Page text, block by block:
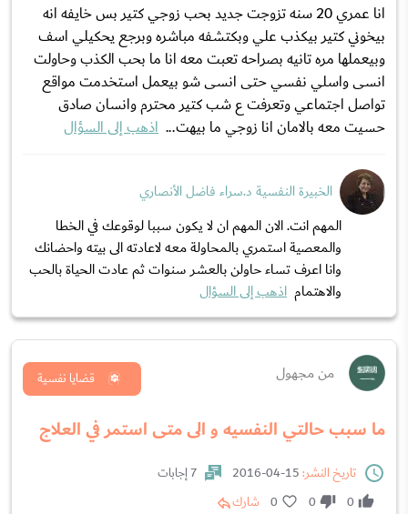
انا عمري 20 سنه تزوجت جديد بحب زوجي كتير بس خايفه انه
بيخوني كتير بيكذب علي وبكتشفه مباشره وبرجع يحكيلي اسف
وبيعملها مره تانيه بصراحه تعبت معه انا ما بحب الكذب وحاولت
انسى واسلي نفسي حتى انسى شو بيعمل استخدمت مواقع
تواصل اجتماعي وتعرفت ع شب كتير محترم وانسان صادق
حسيت معه بالامان انا زوجي ما بيهت... اذهب إلى السؤال
الخبيرة النفسية د.سراء فاضل الأنصاري
المهم انت. الان المهم ان لا يكون سببا لوقوعك في الخطا
والمعصية استمري بالمحاولة معه لاعادته الى بيته واحضانك
وانا اعرف تساء حاولن بالعشر سنوات ثم عادت الحياة بالحب
والاهتمام اذهب إلى السؤال
من مجهول
ما سبب حالتي النفسيه و الى متى استمر في العلاج
قضايا نفسية
تاريخ النشر:
7 إجابات
0
0
0 شارك